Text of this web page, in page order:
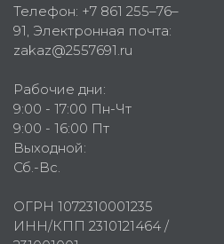
Телефон: +7 861 255–76–
91 , Электронная почта:
zakaz@2557691.ru
Рабочие дни:
9:00 - 17:00 Пн-Чт
9:00 - 16:00 Пт
Выходной:
Сб.-Вс.
ОГРН 1072310001235
ИНН/КПП 2310121464 /